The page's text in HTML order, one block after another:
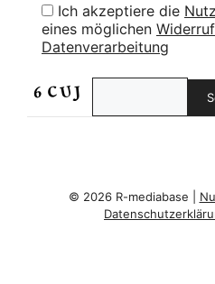
Ich akzeptiere die
eines möglichen Widerruf
Datenverarbeitung
© 2026 R-mediabase |